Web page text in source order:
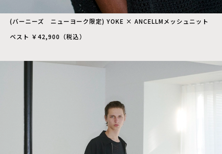
(バーニーズ ニューヨーク限定) YOKE × ANCELLMメッシュニット
ベスト ￥42,900（税込）